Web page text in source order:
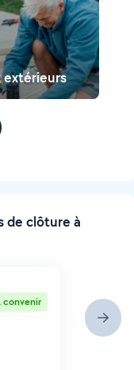
extérieurs
de clôture à
convenir